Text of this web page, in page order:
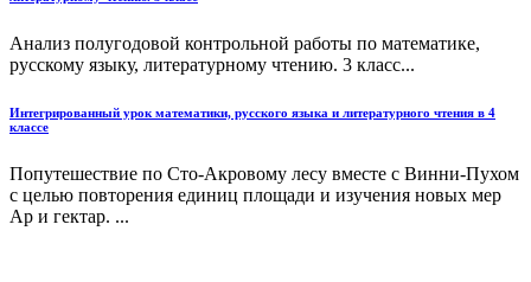
Анализ полугодовой контрольной работы по математике,
русскому языку, литературному чтению. 3 класс...
Интегрированный урок математики, русского языка и литературного чтения в 4
классе
Попутешествие по Сто-Акровому лесу вместе с Винни-Пухом
с целью повторения единиц площади и изучения новых мер
Ар и гектар. ...